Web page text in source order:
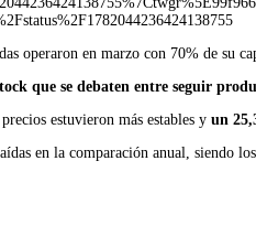
en marzo con 70% de su
que se debaten entre seguir
estuvieron más estables y un
en la comparación anual,